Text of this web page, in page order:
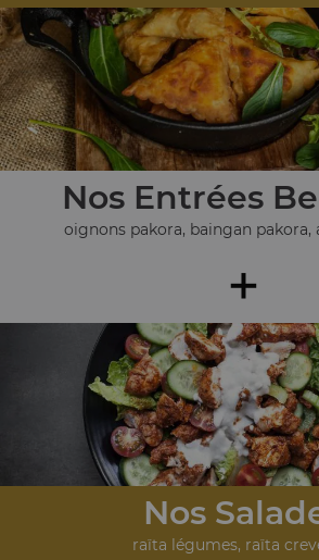
Nos Entrées
oignons pakora, baingan pakora,
+
Nos
raïta légumes, raïta